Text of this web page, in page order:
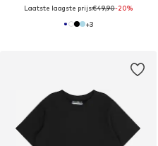
Laatste laagste prijs:€49,90-20%
+3